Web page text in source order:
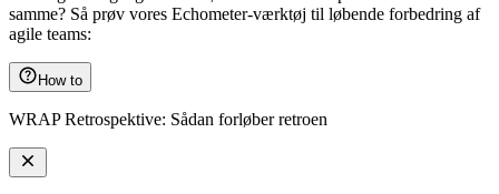
samme? Så prøv vores Echometer-værktøj til løbende forbedring af
agile teams:
How to
WRAP Retrospektive: Sådan forløber retroen